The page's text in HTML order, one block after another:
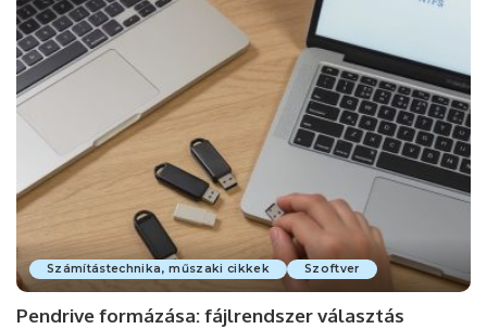
Számítástechnika, műszaki cikkek Szoftver
Pendrive formázása: fájlrendszer választás